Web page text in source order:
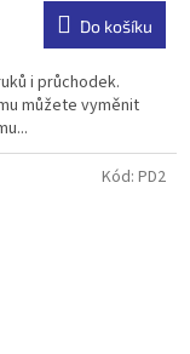
Do košíku
i průchodek.
můžete vyměnit
Kód: PD2